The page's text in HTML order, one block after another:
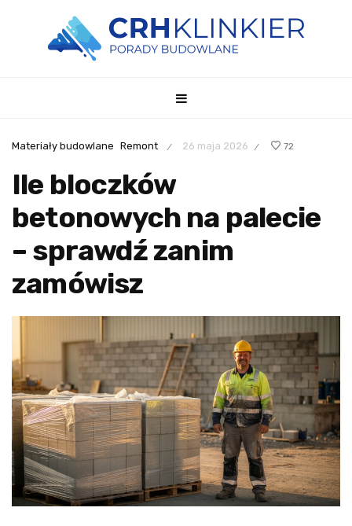
Materiały budowlane Remont / 26 maja 2026 / 72
Ile bloczków
betonowych na palecie
– sprawdź zanim
zamówisz